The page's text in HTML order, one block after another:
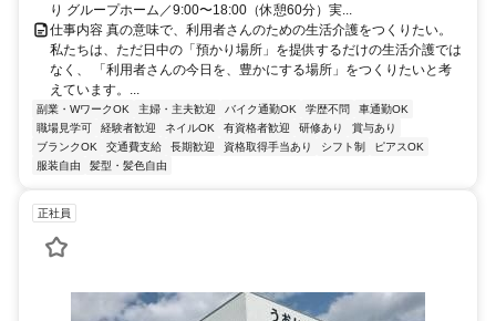
り グループホーム／9:00〜18:00（休憩60分）実...
仕事内容 真の意味で、利用者さんのための生活介護をつくりたい。
私たちは、ただ日中の「預かり場所」を提供するだけの生活介護では
なく、 「利用者さんの今日を、豊かにする場所」をつくりたいと考
えています。...
副業・WワークOK 主婦・主夫歓迎 バイク通勤OK 学歴不問
車通勤OK
職場見学可
経験者歓迎 ネイルOK 有資格者歓迎 研修あり
賞与あり
ブランクOK
交通費支給 長期歓迎 資格取得手当あり シフト制
ピアスOK
服装自由
髪型・髪色自由
正社員